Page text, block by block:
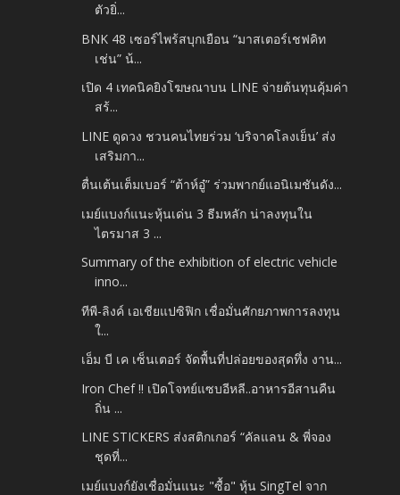
ตัวยิ่...
BNK 48 เซอร์ไพร้สบุกเยือน “มาสเตอร์เชฟคิท
เช่น” น้...
เปิด 4 เทคนิคยิงโฆษณาบน LINE จ่ายต้นทุนคุ้มค่า
สร้...
LINE ดูดวง ชวนคนไทยร่วม ‘บริจาคโลงเย็น’ ส่ง
เสริมกา...
ตื่นเต้นเต็มเบอร์ “ต้าห์อู๋” ร่วมพากย์แอนิเมชันดัง...
เมย์แบงก์แนะหุ้นเด่น 3 ธีมหลัก น่าลงทุนใน
ไตรมาส 3 ...
Summary of the exhibition of electric vehicle
inno...
ทีพี-ลิงค์ เอเชียแปซิฟิก เชื่อมั่นศักยภาพการลงทุน
ใ...
เอ็ม บี เค เซ็นเตอร์ จัดพื้นที่ปล่อยของสุดทึ่ง งาน...
Iron Chef !! เปิดโจทย์แซบอีหลี..อาหารอีสานคืน
ถิ่น ...
LINE STICKERS ส่งสติกเกอร์ “คัลแลน & พี่จอง
ชุดที่...
เมย์แบงก์ยังเชื่อมั่นแนะ "ซื้อ" หุ้น SingTel จาก